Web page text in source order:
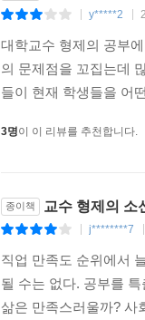
y*****2
대학교수 형제의 공부
의 문제점을 꼬집는데
들이 현재 학생들을 어
3명이 이 리뷰를 추천합니다.
종이책 교수 형제의 소
j********7
직업 만족도 순위에서
될 수는 없다. 공부를
삶은 만족스러울까? 사